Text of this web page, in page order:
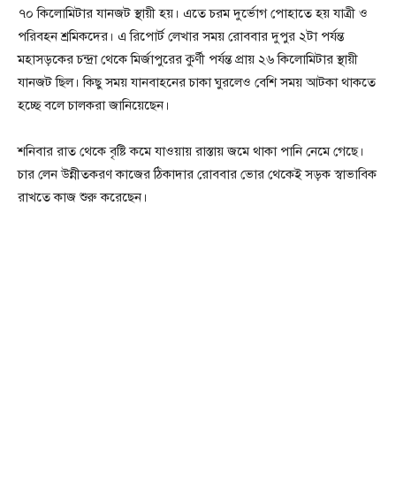
৭০ কিলোমিটার যানজট স্থায়ী হয়। এতে চরম দুর্ভোগ পোহাতে হয় যাত্রী ও
পরিবহন শ্রমিকদের। এ রিপোর্ট লেখার সময় রোববার দুপুর ২টা পর্যন্ত
মহাসড়কের চন্দ্রা থেকে মির্জাপুরের কুর্ণী পর্যন্ত প্রায় ২৬ কিলোমিটার স্থায়ী
যানজট ছিল। কিছু সময় যানবাহনের চাকা ঘুরলেও বেশি সময় আটকা থাকতে
হচ্ছে বলে চালকরা জানিয়েছেন।
শনিবার রাত থেকে বৃষ্টি কমে যাওয়ায় রাস্তায় জমে থাকা পানি নেমে গেছে।
চার লেন উন্নীতকরণ কাজের ঠিকাদার রোববার ভোর থেকেই সড়ক স্বাভাবিক
রাখতে কাজ শুরু করেছেন।